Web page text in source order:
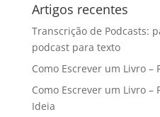
Artigos recentes
Transcrição de Podcasts:
podcast para texto
Como Escrever um Livro –
Como Escrever um Livro –
Ideia